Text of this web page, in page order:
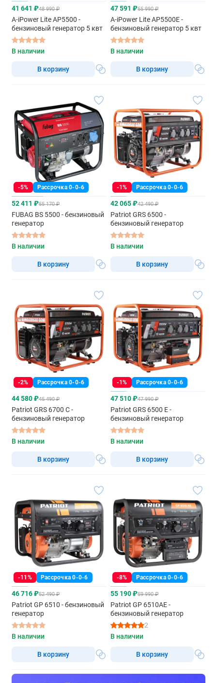
41 641 ₽48 990 ₽
A-iPower Lite AP5500 -
бензиновый генератор 5 квт
В наличии
В корзину
47 591 ₽55 990 ₽
A-iPower Lite AP5500E -
бензиновый генератор 5 квт
В наличии
В корзину
-5% Рассрочка 0-0-6
52 411 ₽55 170 ₽
FUBAG BS 5500 - бензиновый
генератор
В наличии
В корзину
-1% Рассрочка 0-0-6
42 065 ₽42 490 ₽
Patriot GRS 6500 -
бензиновый генератор
В наличии
В корзину
-2% Рассрочка 0-0-6
44 580 ₽45 490 ₽
Patriot GRS 6700 C -
бензиновый генератор
В наличии
В корзину
-1% Рассрочка 0-0-6
47 510 ₽47 990 ₽
Patriot GRS 6500 E -
бензиновый генератор
В наличии
В корзину
-11% Рассрочка 0-0-6
46 716 ₽52 490 ₽
Patriot GP 6510 - бензиновый
генератор
В наличии
В корзину
-8% Рассрочка 0-0-6
55 190 ₽59 990 ₽
Patriot GP 6510AE -
бензиновый генератор
2
В наличии
В корзину